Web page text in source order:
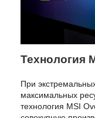
Технология
При
максимальных
технология MSI